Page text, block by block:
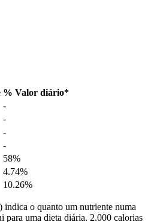
% Valor diário*
-
-
-
-
58%
4.74%
10.26%
o quanto um nutriente numa
para uma dieta diária. 2.000 calorias